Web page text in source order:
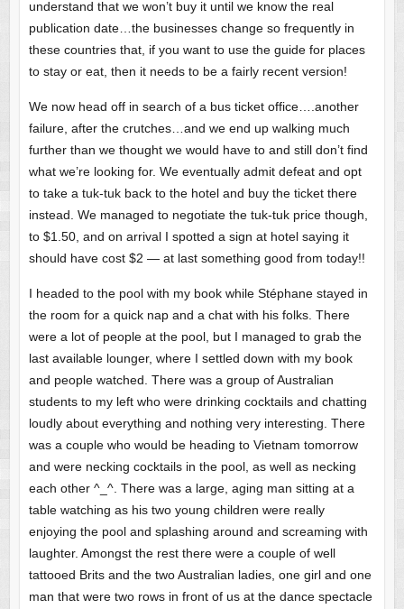
understand that we won’t buy it until we know the real
publication date…the businesses change so frequently in
these countries that, if you want to use the guide for places
to stay or eat, then it needs to be a fairly recent version!
We now head off in search of a bus ticket office….another
failure, after the crutches…and we end up walking much
further than we thought we would have to and still don’t find
what we’re looking for. We eventually admit defeat and opt
to take a tuk-tuk back to the hotel and buy the ticket there
instead. We managed to negotiate the tuk-tuk price though,
to $1.50, and on arrival I spotted a sign at hotel saying it
should have cost $2 — at last something good from today!!
I headed to the pool with my book while Stéphane stayed in
the room for a quick nap and a chat with his folks. There
were a lot of people at the pool, but I managed to grab the
last available lounger, where I settled down with my book
and people watched. There was a group of Australian
students to my left who were drinking cocktails and chatting
loudly about everything and nothing very interesting. There
was a couple who would be heading to Vietnam tomorrow
and were necking cocktails in the pool, as well as necking
each other ^_^. There was a large, aging man sitting at a
table watching as his two young children were really
enjoying the pool and splashing around and screaming with
laughter. Amongst the rest there were a couple of well
tattooed Brits and the two Australian ladies, one girl and one
man that were two rows in front of us at the dance spectacle